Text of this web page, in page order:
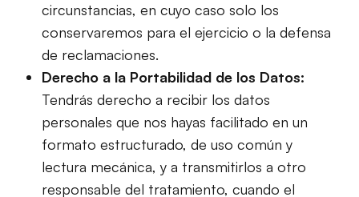
circunstancias, en cuyo caso solo los
conservaremos para el ejercicio o la defensa
de reclamaciones.
Derecho a la Portabilidad de los Datos:
Tendrás derecho a recibir los datos
personales que nos hayas facilitado en un
formato estructurado, de uso común y
lectura mecánica, y a transmitirlos a otro
responsable del tratamiento, cuando el